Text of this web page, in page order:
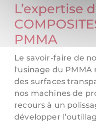
L’expertise
PMMA
Le savoir-faire de
l'usinage du
des surfaces
nos machines de
recours à un
développer